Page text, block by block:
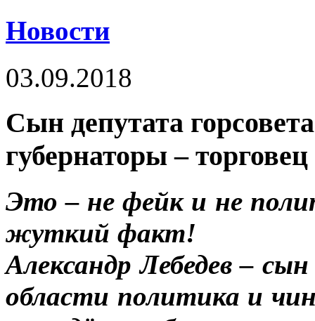
Новости
03.09.2018
Сын депутата
губернаторы –
Это – не фейк и не
жуткий факт!
Александр Лебедев –
области политика и